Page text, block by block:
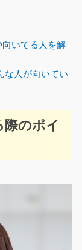
いてる人を解
な人が向いてい
際のポイ